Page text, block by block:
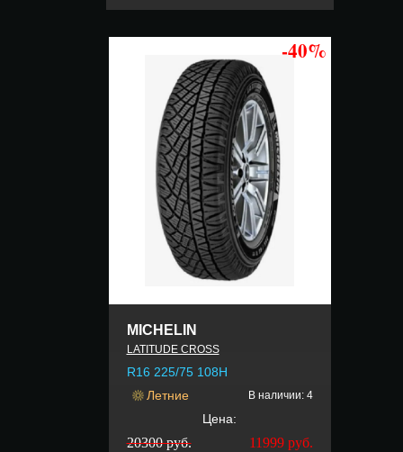
-40%
MICHELIN
LATITUDE CROSS
R16 225/75 108H
Летние
В наличии: 4
Цена:
20300 руб. 11999 руб.